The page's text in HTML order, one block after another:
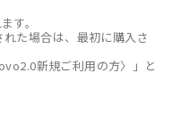
す。
た場合は、最初に購入さ
新規ご利用の方〉」と